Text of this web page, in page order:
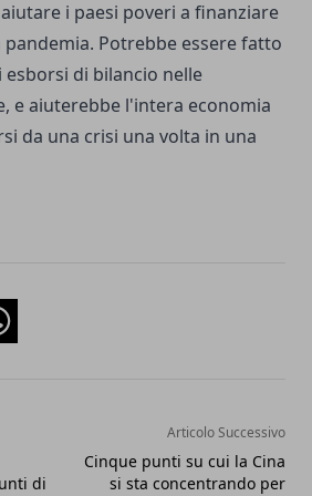
i paesi poveri a finanziare
Potrebbe essere fatto
di bilancio nelle
e aiuterebbe l'intera economia
da una crisi una volta in una
di
Articolo Successivo
Cinque punti su cui la Cina
si sta concentrando per